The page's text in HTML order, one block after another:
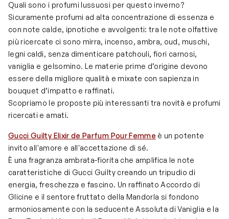
Quali sono i profumi lussuosi per questo inverno?
Sicuramente profumi ad alta concentrazione di essenza e
con note calde, ipnotiche e avvolgenti: tra le note olfattive
più ricercate ci sono mirra, incenso, ambra, oud, muschi,
legni caldi, senza dimenticare patchouli, fiori carnosi,
vaniglia e gelsomino. Le materie prime d’origine devono
essere della migliore qualità e mixate con sapienza in
bouquet d’impatto e raffinati.
Scopriamo le proposte più interessanti tra novità e profumi
ricercati e amati.
Gucci Guilty Elixir de Parfum Pour Femme è un potente
invito all'amore e all'accettazione di sé.
È una fragranza ambrata-fiorita che amplifica le note
caratteristiche di Gucci Guilty creando un tripudio di
energia, freschezza e fascino. Un raffinato Accordo di
Glicine e il sentore fruttato della Mandorla si fondono
armoniosamente con la seducente Assoluta di Vaniglia e la